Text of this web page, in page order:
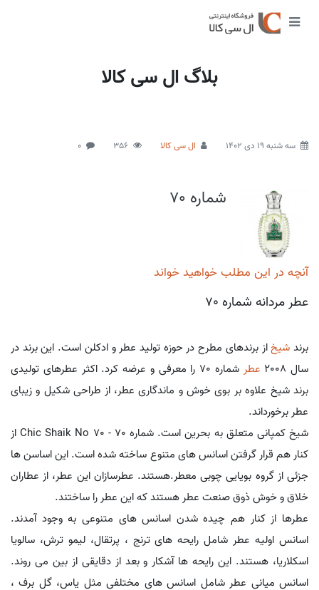
بلاگ ال سی کالا
سه شنبه 19 دی 1402 ال سی کالا 356
0
شماره 70
آنچه در این مطلب خواهید خواند
عطر مردانه شماره 70
برند شیخاز برندهای مطرح در حوزه تولید عطر و ادکلن است. این برند در
سال 2008
عطر
شماره 70 را معرفی و عرضه کرد. اکثر عطرهای تولیدی
برند شیخ علاوه بر بوی خوش و ماندگاری عطر، از طراحی شکیل و زیبای
عطر برخورداند.
شیخ کمپانی متعلق به بحرین است. شماره 70 - Chic Shaik No 70 از
کنار هم قرار گرفتن اسانس های متنوع ساخته شده است. این اساسن ها
جزئی از گروه بویایی چوبی معطر.هستند. عطرسازان این عطر، از عطاران
خلاق و خوش ذوق صنعت عطر هستند که این عطر را ساختند.
عطرها از کنار هم چیده شدن اسانس های متنوعی به وجود آمدند.
اسانس اولیه عطر شامل رایحه های ترنج ، پرتقال، لیمو ترش، سالویا
اسکلاریا، هستند. این رایحه ها آشکار و بعد از دقایقی از بین می روند.
اسانس میانی عطر شامل اسانس های مختلفی مثل یاس، گل برف ،